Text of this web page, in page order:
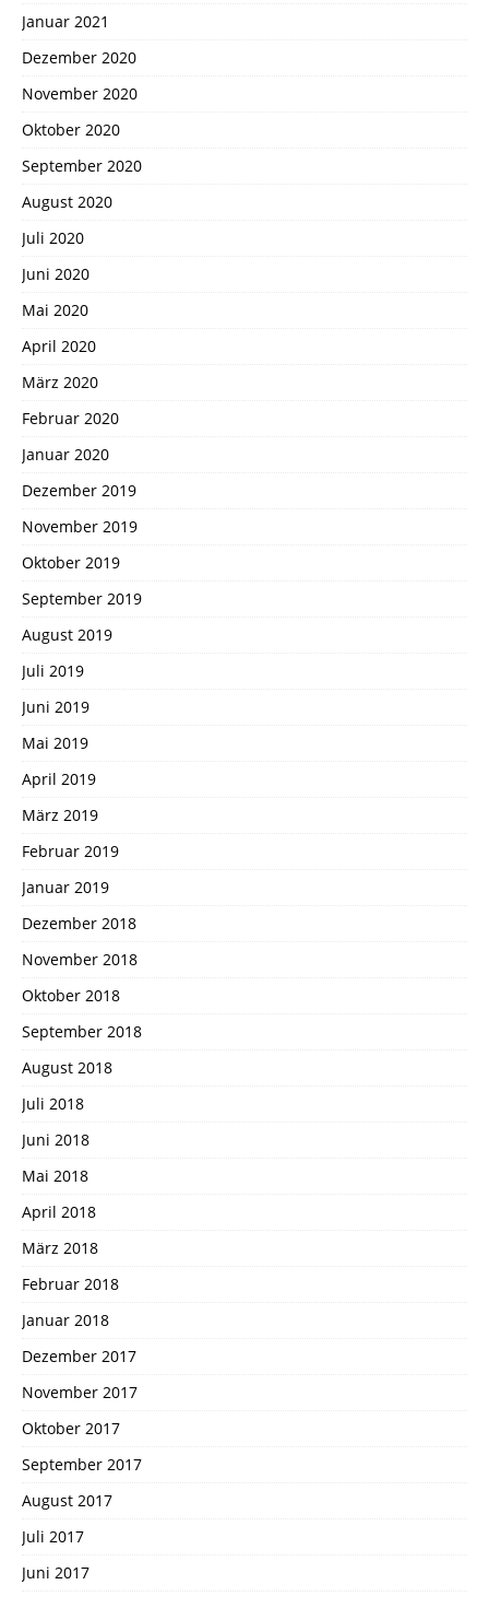
Januar 2021
Dezember 2020
November 2020
Oktober 2020
September 2020
August 2020
Juli 2020
Juni 2020
Mai 2020
April 2020
März 2020
Februar 2020
Januar 2020
Dezember 2019
November 2019
Oktober 2019
September 2019
August 2019
Juli 2019
Juni 2019
Mai 2019
April 2019
März 2019
Februar 2019
Januar 2019
Dezember 2018
November 2018
Oktober 2018
September 2018
August 2018
Juli 2018
Juni 2018
Mai 2018
April 2018
März 2018
Februar 2018
Januar 2018
Dezember 2017
November 2017
Oktober 2017
September 2017
August 2017
Juli 2017
Juni 2017